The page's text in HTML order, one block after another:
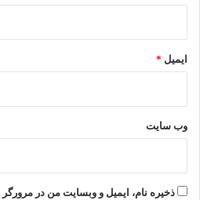
ایمیل *
وب‌ سایت
ذخیره نام، ایمیل و وبسایت من در مرورگر